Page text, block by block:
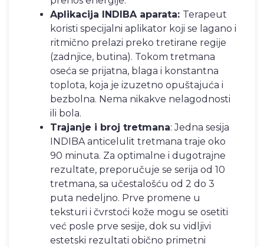
Aplikacija INDIBA aparata: Terapeut
koristi specijalni aplikator koji se lagano i
ritmično prelazi preko tretirane regije
(zadnjice, butina). Tokom tretmana
oseća se prijatna, blaga i konstantna
toplota, koja je izuzetno opuštajuća i
bezbolna. Nema nikakve nelagodnosti
ili bola.
Trajanje i broj tretmana: Jedna sesija
INDIBA anticelulit tretmana traje oko
90 minuta. Za optimalne i dugotrajne
rezultate, preporučuje se serija od 10
tretmana, sa učestalošću od 2 do 3
puta nedeljno. Prve promene u
teksturi i čvrstoći kože mogu se osetiti
već posle prve sesije, dok su vidljivi
estetski rezultati obično primetni